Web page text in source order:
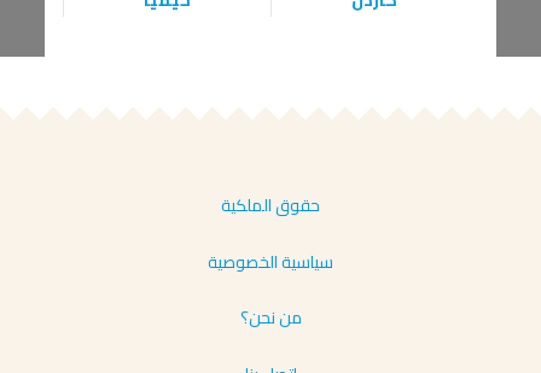
حقوق الملكية
سياسية الخصوصية
من نحن؟